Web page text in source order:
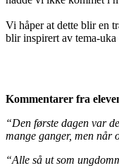
Vi håper at dette blir en
blir inspirert av tema-uka
Kommentarer fra
“Den første dagen var
mange ganger, men når
“Alle så ut som